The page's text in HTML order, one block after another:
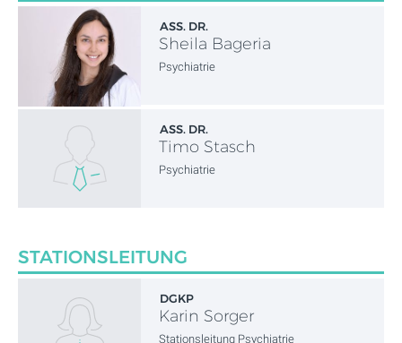
ASS. DR.
Sheila Bageria
Psychiatrie
ASS. DR.
Timo Stasch
Psychiatrie
STATIONSLEITUNG
DGKP
Karin Sorger
Stationsleitung Psychiatrie